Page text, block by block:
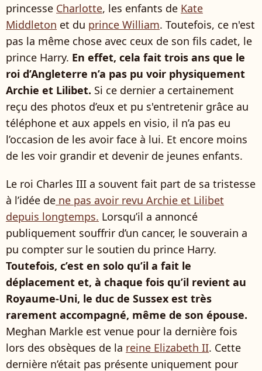
princesse Charlotte, les enfants de Kate
Middleton et du prince William. Toutefois, ce n'est
pas la même chose avec ceux de son fils cadet, le
prince Harry. En effet, cela fait trois ans que le
roi d’Angleterre n’a pas pu voir physiquement
Archie et Lilibet. Si ce dernier a certainement
reçu des photos d’eux et pu s'entretenir grâce au
téléphone et aux appels en visio, il n’a pas eu
l’occasion de les avoir face à lui. Et encore moins
de les voir grandir et devenir de jeunes enfants.
Le roi Charles III a souvent fait part de sa tristesse
à l’idée de ne pas avoir revu Archie et Lilibet
depuis longtemps. Lorsqu’il a annoncé
publiquement souffrir d’un cancer, le souverain a
pu compter sur le soutien du prince Harry.
Toutefois, c’est en solo qu’il a fait le
déplacement et, à chaque fois qu’il revient au
Royaume-Uni, le duc de Sussex est très
rarement accompagné, même de son épouse.
Meghan Markle est venue pour la dernière fois
lors des obsèques de la reine Elizabeth II. Cette
dernière n’était pas présente uniquement pour